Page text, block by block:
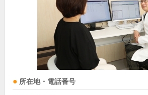
所在地・電話番号